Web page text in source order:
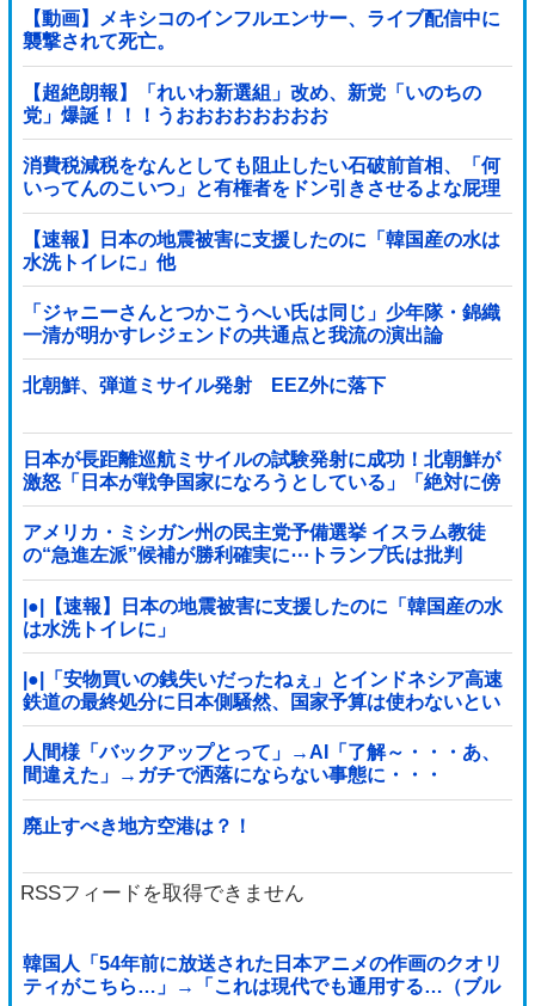
【動画】メキシコのインフルエンサー、ライブ配信中に
襲撃されて死亡。
【超絶朗報】「れいわ新選組」改め、新党「いのちの
党」爆誕！！！うおおおおおおおお
消費税減税をなんとしても阻止したい石破前首相、「何
いってんのこいつ」と有権者をドン引きさせるよな屁理
屈を……
【速報】日本の地震被害に支援したのに「韓国産の水は
水洗トイレに」他
「ジャニーさんとつかこうへい氏は同じ」少年隊・錦織
一清が明かすレジェンドの共通点と我流の演出論
北朝鮮、弾道ミサイル発射 EEZ外に落下
日本が長距離巡航ミサイルの試験発射に成功！北朝鮮が
激怒「日本が戦争国家になろうとしている」「絶対に傍
観しない、必ず後悔させる」
アメリカ・ミシガン州の民主党予備選挙 イスラム教徒
の“急進左派”候補が勝利確実に⋯トランプ氏は批判
|●|【速報】日本の地震被害に支援したのに「韓国産の水
は水洗トイレに」
|●|「安物買いの銭失いだったねぇ」とインドネシア高速
鉄道の最終処分に日本側騒然、国家予算は使わないとい
うと何が財源なんだ？
人間様「バックアップとって」→AI「了解～・・・あ、
間違えた」→ガチで洒落にならない事態に・・・
廃止すべき地方空港は？！
RSSフィードを取得できません
韓国人「54年前に放送された日本アニメの作画のクオリ
ティがこちら…」→「これは現代でも通用する…（ブル